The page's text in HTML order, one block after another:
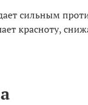
сильным
красноту,